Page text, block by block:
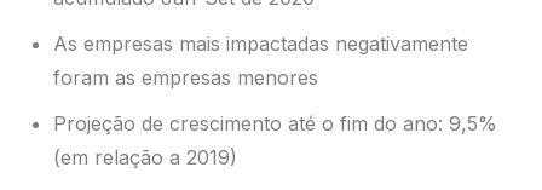
* Fonte: Pesquisa do Mercado Brasileiro de TIC –
Outubro de 2020 – Advance Consulting
Visitar ou não visitar? Eis a questão